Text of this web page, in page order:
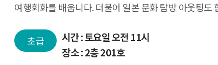
여행회화를 배웁니다. 더불어 일본 문화 탐방 아웃팅도
초급
시간 : 토요일 오전 11시
장소 : 2층 201호